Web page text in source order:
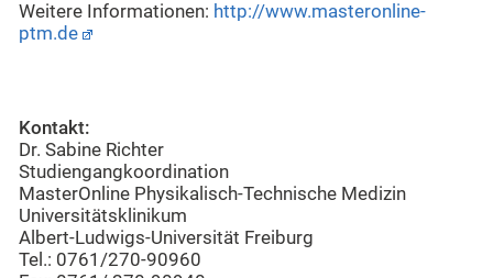
Weitere Informationen: http://www.masteronline-
ptm.de
Kontakt:
Dr. Sabine Richter
Studiengangkoordination
MasterOnline Physikalisch-Technische Medizin
Universitätsklinikum
Albert-Ludwigs-Universität Freiburg
Tel.: 0761/270-90960